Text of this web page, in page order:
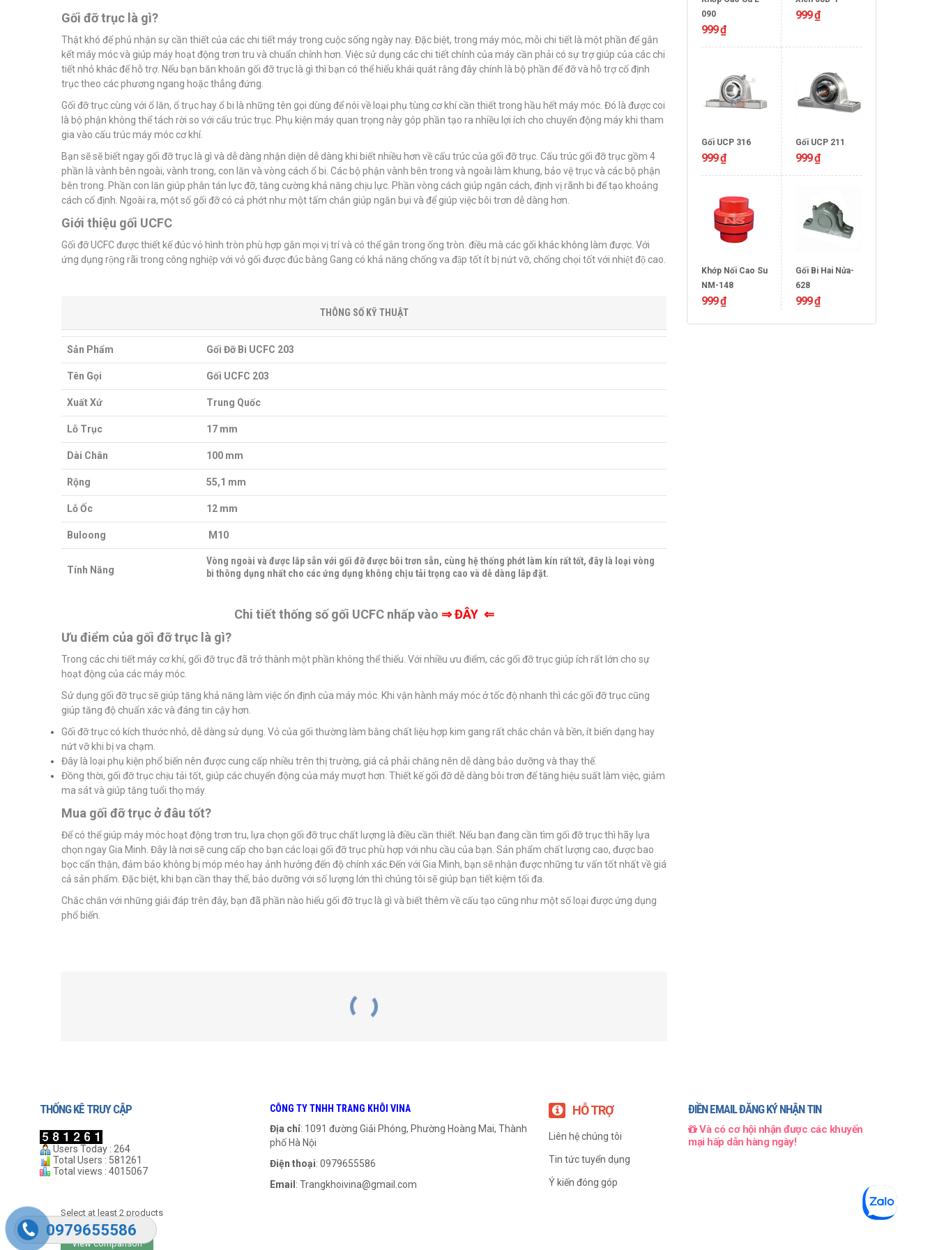
0979655586
Gối đỡ trục là gì?
Thật khó để phủ nhận sự cần thiết của các chi tiết máy trong cuộc sống ngày nay. Đặc biệt, trong máy móc, mỗi chi tiết là một phần để gắn
kết máy móc và giúp máy hoạt động trơn tru và chuẩn chỉnh hơn. Việc sử dụng các chi tiết chính của máy cần phải có sự trợ giúp của các chi
tiết nhỏ khác để hỗ trợ. Nếu bạn băn khoăn gối đỡ trục là gì thì bạn có thể hiểu khái quát rằng đây chính là bộ phần để đỡ và hỗ trợ cố định
trục theo các phương ngang hoặc thẳng đứng.
Gối đỡ trục cùng với ổ lăn, ổ trục hay ổ bi là những tên gọi dùng để nói về loại phụ tùng cơ khí cần thiết trong hầu hết máy móc. Đó là được coi
là bộ phận không thể tách rời so với cấu trúc trục. Phụ kiện máy quan trọng này góp phần tạo ra nhiều lợi ích cho chuyển động máy khi tham
gia vào cấu trúc máy móc cơ khí.
Bạn sẽ sẽ biết ngay gối đỡ trục là gì và dễ dàng nhận diện dễ dàng khi biết nhiều hơn về cấu trúc của gối đỡ trục. Cấu trúc gối đỡ trục gồm 4
phần là vành bên ngoài, vành trong, con lăn và vòng cách ổ bi. Các bộ phận vành bên trong và ngoài làm khung, bảo vệ trục và các bộ phận
bên trong. Phần con lăn giúp phân tán lực đỡ, tăng cường khả năng chịu lực. Phần vòng cách giúp ngăn cách, định vị rãnh bi để tạo khoảng
cách cố định. Ngoài ra, một số gối đỡ có cả phớt như một tấm chắn giúp ngăn bụi và để giúp việc bôi trơn dễ dàng hơn.
Giới thiệu gối UCFC
Gối đỡ UCFC được thiết kế đúc vỏ hình tròn phù hợp gắn mọi vị trí và có thể gắn trong ống tròn. điều mà các gối khác không làm được. Với
ứng dụng rộng rãi trong công nghiệp với vỏ gối được đúc bằng Gang có khả năng chống va đập tốt ít bị nứt vỡ, chống chọi tốt với nhiệt độ cao.
THÔNG SỐ KỸ THUẬT
Sản Phẩm Gối Đỡ Bi UCFC 203
Tên Gọi Gối UCFC 203
Xuất Xứ Trung Quốc
Lỗ Trục 17 mm
Dài Chân 100 mm
Rộng 55,1 mm
Lỗ Ốc 12 mm
Buloong M10
Tính Năng
Vòng ngoài và được lắp sẵn với gối đỡ được bôi trơn sẵn, cùng hệ thống phớt làm kín rất tốt, đây là loại vòng
bi thông dụng nhất cho các ứng dụng không chịu tải trọng cao và dễ dàng lắp đặt.
Chi tiết thống số gối UCFC nhấp vào ⇒ĐÂY ⇐
Ưu điểm của gối đỡ trục là gì?
Trong các chi tiết máy cơ khí, gối đỡ trục đã trở thành một phần không thể thiếu. Với nhiều ưu điểm, các gối đỡ trục giúp ích rất lớn cho sự
hoạt động của các máy móc.
Sử dụng gối đỡ trục sẽ giúp tăng khả năng làm việc ổn định của máy móc. Khi vận hành máy móc ở tốc độ nhanh thì các gối đỡ trục cũng
giúp tăng độ chuẩn xác và đáng tin cậy hơn.
Gối đỡ trục có kích thước nhỏ, dễ dàng sử dụng. Vỏ của gối thường làm bằng chất liệu hợp kim gang rất chắc chắn và bền, ít biến dạng hay
nứt vỡ khi bị va chạm.
Đây là loại phụ kiện phổ biến nên được cung cấp nhiều trên thị trường, giá cả phải chăng nên dễ dàng bảo dưỡng và thay thế.
Đồng thời, gối đỡ trục chịu tải tốt, giúp các chuyển động của máy mượt hơn. Thiết kế gối đỡ dễ dàng bôi trơn để tăng hiệu suất làm việc, giảm
ma sát và giúp tăng tuổi thọ máy.
Mua gối đỡ trục ở đâu tốt?
Để có thể giúp máy móc hoạt động trơn tru, lựa chọn gối đỡ trục chất lượng là điều cần thiết. Nếu bạn đang cần tìm gối đỡ trục thì hãy lựa
chọn ngay Gia Minh. Đây là nơi sẽ cung cấp cho bạn các loại gối đỡ trục phù hợp với nhu cầu của bạn. Sản phẩm chất lượng cao, được bao
bọc cẩn thận, đảm bảo không bị móp méo hay ảnh hưởng đến độ chính xác.Đến với Gia Minh, bạn sẽ nhận được những tư vấn tốt nhất về giá
cả sản phẩm. Đặc biệt, khi bạn cần thay thế, bảo dưỡng với số lượng lớn thì chúng tôi sẽ giúp bạn tiết kiệm tối đa.
Chắc chắn với những giải đáp trên đây, bạn đã phần nào hiểu gối đỡ trục là gì và biết thêm về cấu tạo cũng như một số loại được ứng dụng
phổ biến.
Gối UCFC 213 Gối UCFC 202
090
999₫
999₫
Gối UCP 316
999₫
Gối UCP 211
999₫
Khớp Nối Cao Su
NM-148
999₫
Gối Bi Hai Nửa-
628
999₫
THỐNG KÊ TRUY CẬP
Users Today : 264
Total Users : 581261
Total views : 4015067
CÔNG TY TNHH TRANG KHÔI VINA
Địa chỉ: 1091 đường Giải Phóng, Phường Hoàng Mai, Thành
phố Hà Nội
Điện thoại: 0979655586
Email : Trangkhoivina@gmail.com
HỖ TRỢ
Liên hệ chúng tôi
Tin tức tuyển dụng
Ý kiến đóng góp
ĐIỀN EMAIL ĐĂNG KÝ NHẬN TIN
Và có cơ hội nhận được các khuyến
mại hấp dẫn hàng ngày!
Select at least 2 products
to compare
View comparison